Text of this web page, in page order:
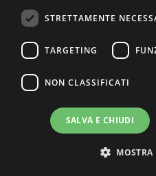
STRETTAMENTE
TARGETING
NON CLASSIFICATI
SALVA E CHIUDI
MOSTRA